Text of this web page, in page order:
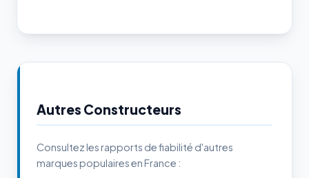
Autres Constructeurs
Consultez les rapports de fiabilité d'autres
marques populaires en France :